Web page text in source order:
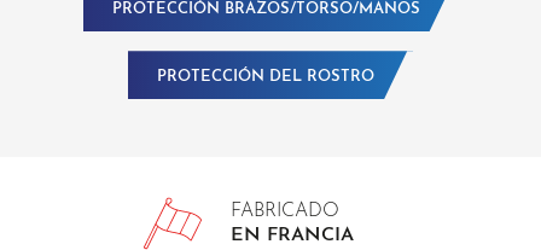
PROTECCIÓN BRAZOS/TORSO/MANOS
PROTECCIÓN DEL ROSTRO
FABRICADO
EN FRANCIA